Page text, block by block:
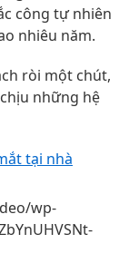
công tự nhiên
nhiêu năm.
ròi một chút,
những hệ
tại nhà
wp-